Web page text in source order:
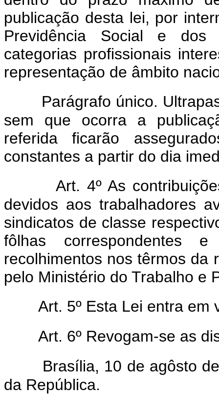
publicação desta lei, por
Previdência Social e dos
categorias profissionais
representação de âmbito
Parágrafo único.
sem que ocorra a
referida ficarão
constantes a partir do dia
Art. 4º As
devidos aos trabalhadores
sindicatos de classe
fôlhas correspondentes
recolhimentos nos têrmos da
pelo Ministério do Trabalho e
Art. 5º Esta Lei entra em
Art. 6º Revogam-se as
Brasília, 10 de agôsto
da República.